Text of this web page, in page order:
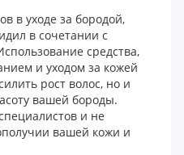
в уходе за бородой,
в сочетании с
средства,
и уходом за кожей
рост волос, но и
вашей бороды.
и не
вашей кожи и